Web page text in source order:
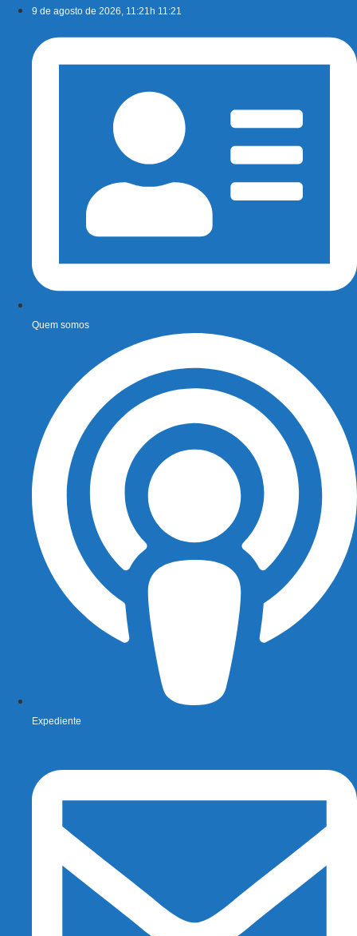
conteúdo
9 de agosto de 2026, 11:21h 11:21
Quem somos
Expediente